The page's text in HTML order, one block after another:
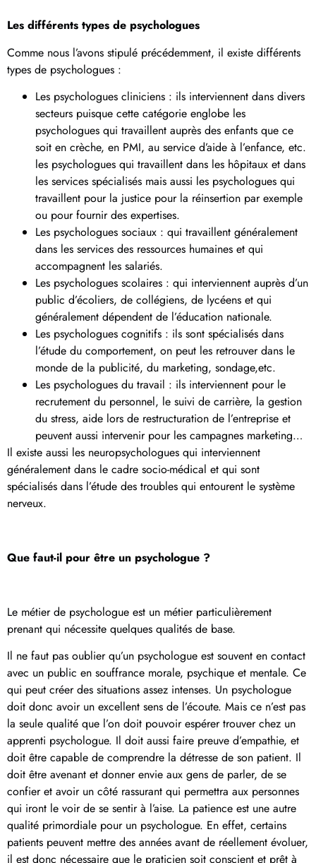
Les différents types de psychologues
Comme nous l’avons stipulé précédemment, il existe différents
types de psychologues :
Les psychologues cliniciens : ils interviennent dans divers
secteurs puisque cette catégorie englobe les
psychologues qui travaillent auprès des enfants que ce
soit en crèche, en PMI, au service d’aide à l’enfance, etc.
les psychologues qui travaillent dans les hôpitaux et dans
les services spécialisés mais aussi les psychologues qui
travaillent pour la justice pour la réinsertion par exemple
ou pour fournir des expertises.
Les psychologues sociaux : qui travaillent généralement
dans les services des ressources humaines et qui
accompagnent les salariés.
Les psychologues scolaires : qui interviennent auprès d’un
public d’écoliers, de collégiens, de lycéens et qui
généralement dépendent de l’éducation nationale.
Les psychologues cognitifs : ils sont spécialisés dans
l’étude du comportement, on peut les retrouver dans le
monde de la publicité, du marketing, sondage,etc.
Les psychologues du travail : ils interviennent pour le
recrutement du personnel, le suivi de carrière, la gestion
du stress, aide lors de restructuration de l’entreprise et
peuvent aussi intervenir pour les campagnes marketing…
Il existe aussi les neuropsychologues qui interviennent
généralement dans le cadre socio-médical et qui sont
spécialisés dans l’étude des troubles qui entourent le système
nerveux.
Que faut-il pour être un psychologue ?
Le métier de psychologue est un métier particulièrement
prenant qui nécessite quelques qualités de base.
Il ne faut pas oublier qu’un psychologue est souvent en contact
avec un public en souffrance morale, psychique et mentale. Ce
qui peut créer des situations assez intenses. Un psychologue
doit donc avoir un excellent sens de l’écoute. Mais ce n’est pas
la seule qualité que l’on doit pouvoir espérer trouver chez un
apprenti psychologue. Il doit aussi faire preuve d’empathie, et
doit être capable de comprendre la détresse de son patient. Il
doit être avenant et donner envie aux gens de parler, de se
confier et avoir un côté rassurant qui permettra aux personnes
qui iront le voir de se sentir à l’aise. La patience est une autre
qualité primordiale pour un psychologue. En effet, certains
patients peuvent mettre des années avant de réellement évoluer,
il est donc nécessaire que le praticien soit conscient et prêt à